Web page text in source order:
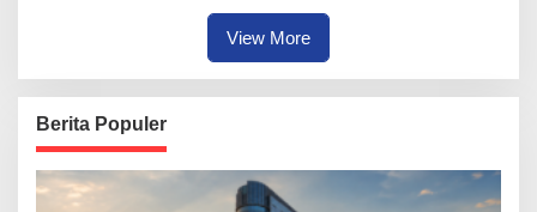
View More
Berita Populer